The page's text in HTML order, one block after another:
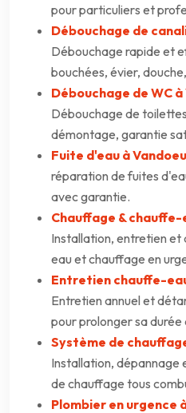
pour particuliers et
Débouchage de
Débouchage rapide et
bouchées, évier,
Débouchage de WC
Débouchage de
démontage, garantie
Fuite d'eau à
réparation de fuites
avec garantie.
Chauffage & chauffe-
Installation, entretien
eau et chauffage en
Entretien chauffe-
Entretien annuel et
pour prolonger sa durée
Système de
Installation, dépannage
de chauffage tous
Plombier en urgence